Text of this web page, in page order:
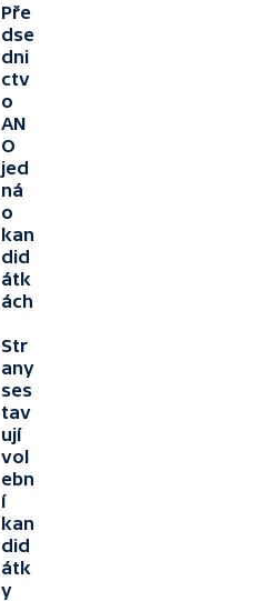
Pře
dse
dni
ctv
o
AN
O
jed
ná
o
kan
did
átk
ách
Str
any
ses
tav
ují
vol
ebn
í
kan
did
átk
y